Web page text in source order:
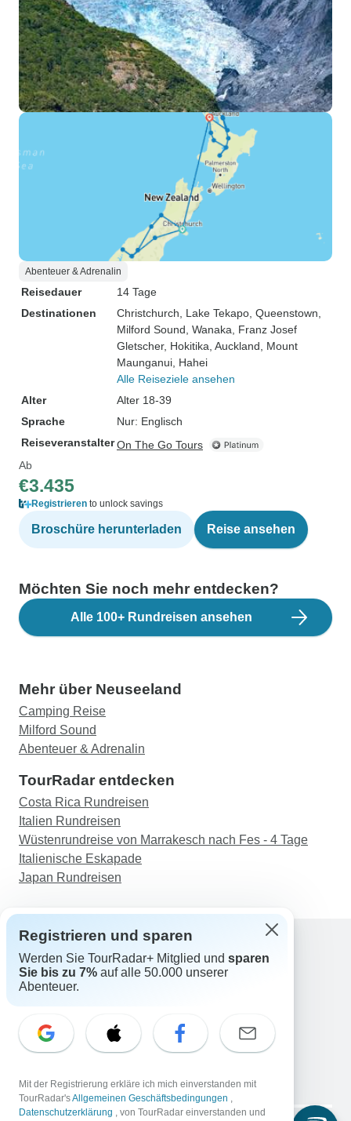
Abenteuer & Adrenalin
Reisedauer
14 Tage
Destinationen
Christchurch , Lake Tekapo , Queenstown
Milford Sound , Wanaka , Franz Josef
Gletscher, Hokitika , Auckland , Mount
Maunganui , Hahei
Alle Reiseziele ansehen
Alter
Alter 18-39
Sprache
Nur: Englisch
ReiseveranstalterOn The Go Tours
Ab
€3.435
Registrieren to unlock savings
Broschüre herunterladen Reise ansehen
Möchten Sie noch mehr entdecken?
Alle 100+ Rundreisen ansehen
Mehr über Neuseeland
Camping Reise
Milford Sound
Abenteuer & Adrenalin
TourRadar entdecken
Costa Rica Rundreisen
Italien Rundreisen
Wüstenrundreise von Marrakesch nach Fes - 4 Tage
Italienische Eskapade
Japan Rundreisen
Support
Kontakt
Schweiz +41 225 183 195
E-Mail: support@tourradar.com
EN DE ES FR NL
Copyright © TourRadar. Alle Rechte vorbehalten.
Registrieren und sparen
Werden Sie TourRadar+ Mitglied und sparen
Sie bis zu 7% auf alle 50.000 unserer
Abenteuer.
Mit der Registrierung erkläre ich mich einverstanden mit
TourRadar'sAllgemeinen Geschäftsbedingungen ,
Datenschutzerklärung , von TourRadar einverstanden und